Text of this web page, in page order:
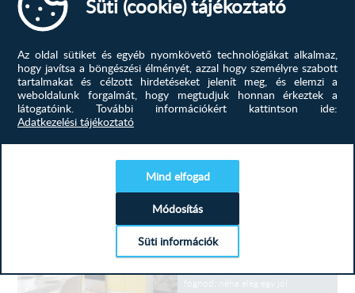
KONYHABÚTOR TERVEZÉS...
konyhabútor, konyhabútor
Hogy elkerüld a buktatókat, kövesd
legfontosabb, hogy lemérjük a
területet, ahova a konyhabútor fog
be kerülni....
Színek, amik élettel töltik meg az
otthonod! A tavasz az megújulás
ideje, miért ne kezdenéd ezt az
otthonod szívével, a konyhával?
fognod; néha elég egy jól
Az oldal sütiket és egyéb nyomkövető technológiákat alkalmaz,
hogy javítsa a böngészési élményét, azzal hogy személyre szabott
tartalmakat és célzott hirdetéseket jelenít meg, és elemzi a
weboldalunk forgalmát, hogy megtudjuk honnan érkeztek a
látogatóink.
További információkért kattintson ide:
Adatkezelési tájékoztató
Mind elfogad
Módosítás
Süti információk